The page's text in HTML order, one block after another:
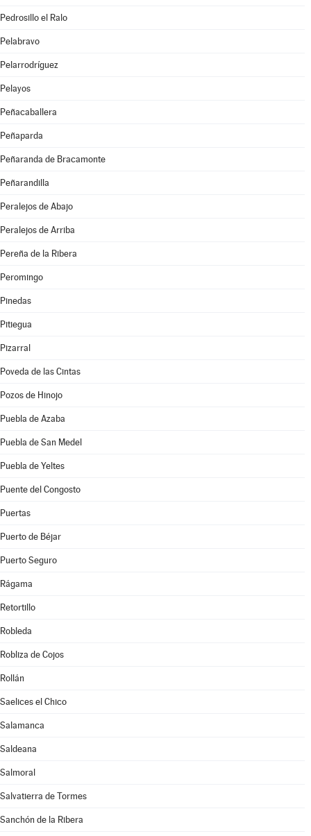
Pedrosillo el Ralo
Pelabravo
Pelarrodríguez
Pelayos
Peñacaballera
Peñaparda
Peñaranda de Bracamonte
Peñarandilla
Peralejos de Abajo
Peralejos de Arriba
Pereña de la Ribera
Peromingo
Pinedas
Pitiegua
Pizarral
Poveda de las Cintas
Pozos de Hinojo
Puebla de Azaba
Puebla de San Medel
Puebla de Yeltes
Puente del Congosto
Puertas
Puerto de Béjar
Puerto Seguro
Rágama
Retortillo
Robleda
Robliza de Cojos
Rollán
Saelices el Chico
Salamanca
Saldeana
Salmoral
Salvatierra de Tormes
Sanchón de la Ribera